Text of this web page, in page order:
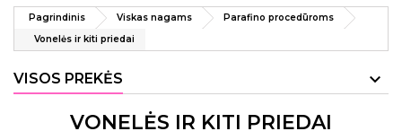
Pagrindinis Viskas nagams
Parafino procedūroms
Vonelės ir kiti priedai
VISOS PREKĖS
VONELĖS IR KITI PRIEDAI